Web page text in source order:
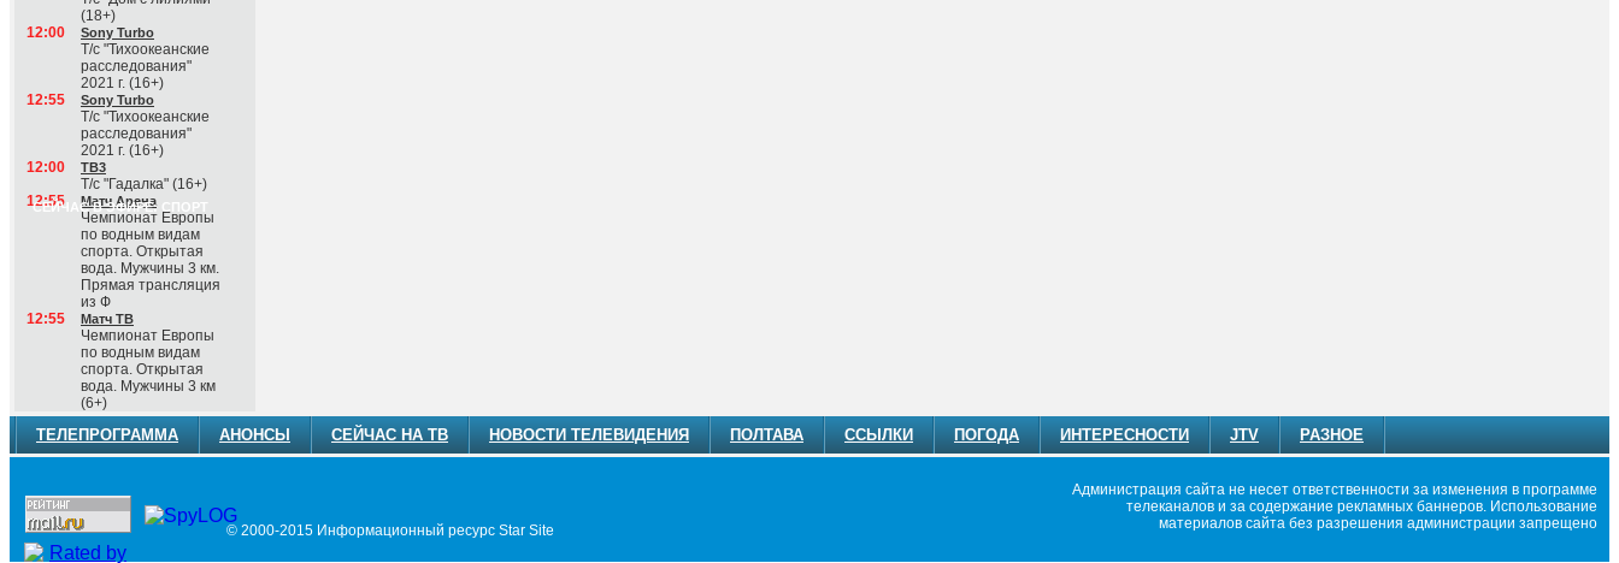
(18+)
12:00
Sony Turbo
Т/с "Тихоокеанские
расследования"
2021 г. (16+)
12:55
Sony Turbo
Т/с "Тихоокеанские
расследования"
2021 г. (16+)
12:00
ТВ3
Т/с "Гадалка" (16+)
СЕЙЧАС В ЭФИРЕ: СПОРТ
12:55 Матч Арена
Чемпионат Европы
по водным видам
спорта. Открытая
вода. Мужчины 3 км.
Прямая трансляция
из Ф
12:55
Матч ТВ
Чемпионат Европы
по водным видам
спорта. Открытая
вода. Мужчины 3 км
(6+)
ТЕЛЕПРОГРАММА АНОНСЫ СЕЙЧАС НА ТВ НОВОСТИ ТЕЛЕВИДЕНИЯ ПОЛТАВА ССЫЛКИ ПОГОДА ИНТЕРЕСНОСТИ JTV РАЗНОЕ
© 2000-2015 Информационный ресурс Star Site
Администрация сайта не несет ответственности за изменения в программе
телеканалов и за содержание рекламных баннеров. Использование
материалов сайта без разрешения администрации запрещено